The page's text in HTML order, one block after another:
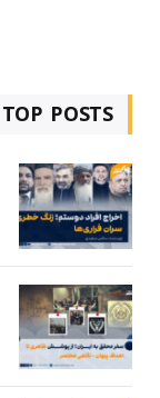
TOP POSTS